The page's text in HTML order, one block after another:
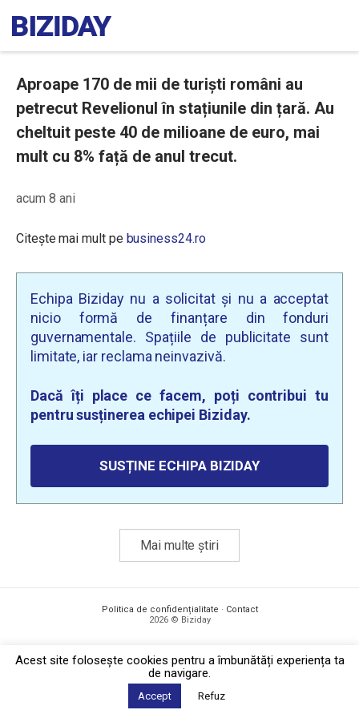
Aproape 170 de mii de turiști români au
petrecut Revelionul în stațiunile din țară. Au
cheltuit peste 40 de milioane de euro, mai
mult cu 8% față de anul trecut.
acum 8 ani
Citește mai mult pe business24.ro
Echipa Biziday nu a solicitat și nu a acceptat
nicio formă de finanțare din fonduri
guvernamentale. Spațiile de publicitate sunt
limitate, iar reclama neinvazivă.
Dacă îți place ce facem, poți contribui tu
pentru susținerea echipei Biziday.
SUSȚINE ECHIPA BIZIDAY
Mai multe știri
Politica de confidențialitate · Contact
2026 © Biziday
Acest site foloseşte cookies pentru a îmbunătăți experiența ta
de navigare.
Accept Refuz